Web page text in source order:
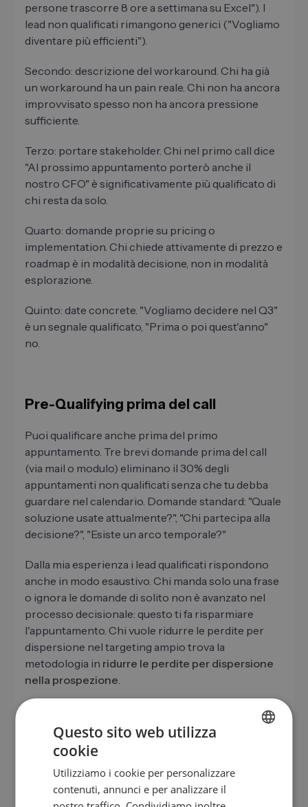
persone trascorre 8 ore a settimana su Excel"). I
lead non qualificati rimangono generici ("Vogliamo
diventare più efficienti").
Secondo: descrizione del workaround. Chi ha già
un workaround ha un pain reale. Chi non ha ancora
improvvisato spesso non ha ancora pressione
sufficiente.
Terzo: portare stakeholder. Chi nel primo call dice
"Al prossimo appuntamento porterò anche il
nostro CFO" è significativamente più qualificato di
chi resta da solo.
Quarto: domande proprie su pricing o
implementation. Chi chiede attivamente di prezzo e
roadmap è in modalità decisione, non in modalità
esplorazione.
Quinto: date concrete. "Vogliamo decidere nel Q3"
è un segnale qualificato, "Prima o poi quest'anno"
no.
Pre-Qualifying prima del call
Puoi qualificare anche prima del primo
appuntamento. Tre brevi domande prima del call
(via mail o modulo) eliminano il 30% degli
appuntamenti non qualificati senza che tu debba
guardare nel calendario. Domande standard: "Quale
soluzione usate attualmente?", "Chi partecipa alla
decisione?", "Esiste un arco temporale?"
Dalla mia esperienza i lead qualificati rispondono
anche in modo esaustivo. Chi manda solo una frase
o ignora le domande di solito non è avanzato nel
processo decisionale: questo ti fa risparmiare
l'appuntamento. Chi vuole ridurre le perdite per
dispersione nel targeting ampio trova la
metodologia in ridurre le perdite per dispersione
nella prospezione.
Come documentare la qualificazione
nel CRM
Senza documentazione la migliore qualificazione
EN
Questo sito web utilizza
cookie
Utilizziamo i cookie per personalizzare
contenuti, annunci e per analizzare il